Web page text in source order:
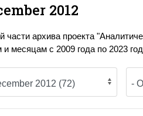
2012
части архива проекта
и месяцам с 2009 года по 2023